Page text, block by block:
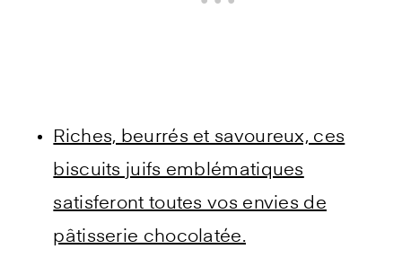
Riches, beurrés et savoureux, ces
biscuits juifs emblématiques
satisferont toutes vos envies de
pâtisserie chocolatée.